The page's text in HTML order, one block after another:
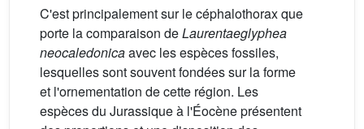
C'est principalement sur le céphalothorax que
porte la comparaison deLaurentaeglyphea
neocaledonicaavec les espèces fossiles,
lesquelles sont souvent fondées sur la forme
et l'ornementation de cette région. Les
espèces du Jurassique à l'Éocène présentent